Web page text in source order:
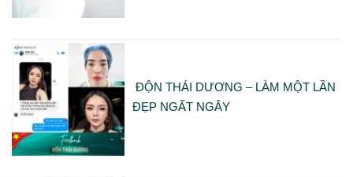
ĐỘN THÁI DƯƠNG – LÀM MỘT LẦN
ĐẸP NGẤT NGÂY